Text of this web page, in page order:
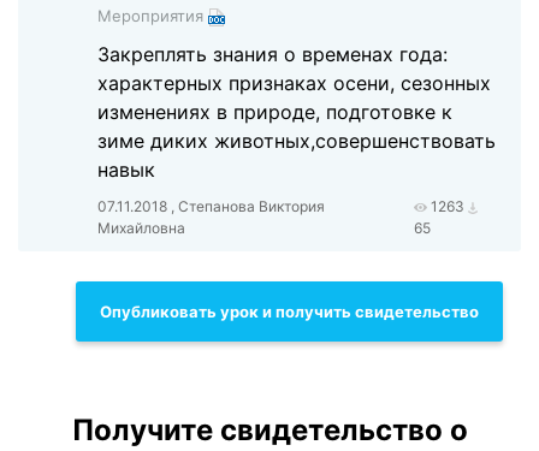
Мероприятия
Закреплять знания о временах года:
характерных признаках осени, сезонных
изменениях в природе, подготовке к
зиме диких животных,совершенствовать
навык
07.11.2018 , Степанова Виктория
Михайловна
1263
65
Опубликовать урок и получить свидетельство
Получите свидетельство о